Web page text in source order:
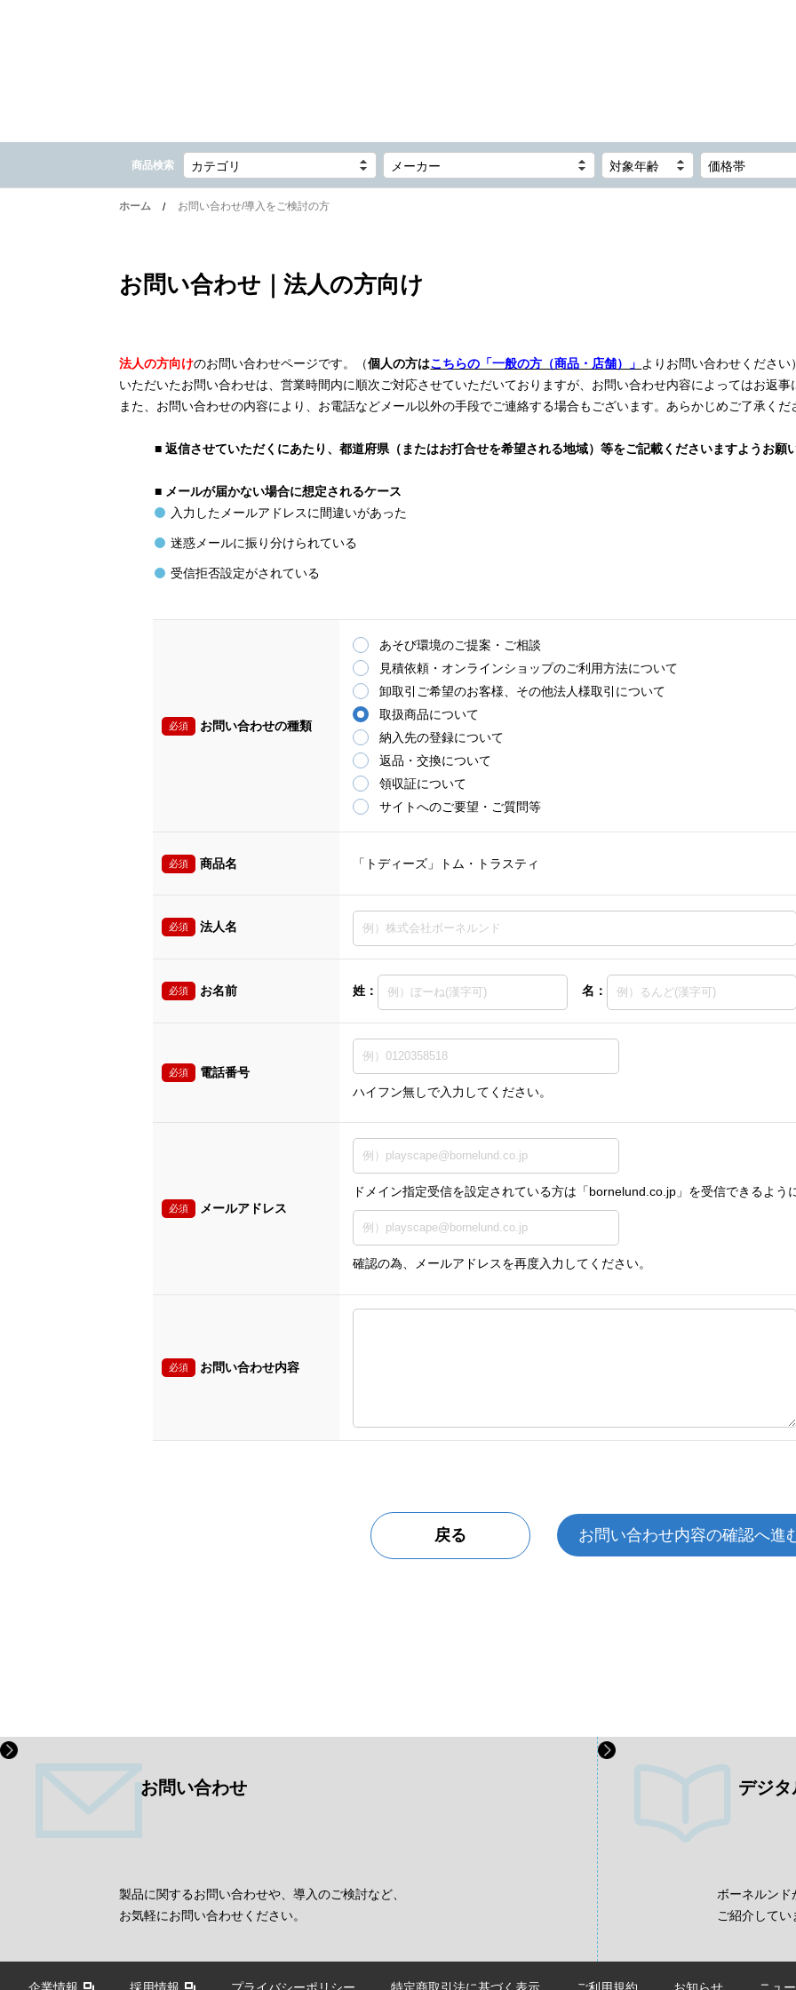
商品検索 カテゴリ メーカー 対象年齢 価格帯
ホーム お問い合わせ/導入をご検討の方
お問い合わせ｜法人の方向け
法人の方向けのお問い合わせページです。（個人の方はこちらの「一般の方（商品・店舗）」 よりお問い合わせください）
いただいたお問い合わせは、営業時間内に順次ご対応させていただいておりますが、お問い合わせ内容によってはお返事
また、お問い合わせの内容により、お電話などメール以外の手段でご連絡する場合もございます。あらかじめご了承くだ
■返信させていただくにあたり、都道府県（またはお打合せを希望される地域）等をご記載くださいますようお願
■ メールが届かない場合に想定されるケース
入力したメールアドレスに間違いがあった
迷惑メールに振り分けられている
受信拒否設定がされている
必須 お問い合わせの種類
あそび環境のご提案・ご相談
見積依頼・オンラインショップのご利用方法について
卸取引ご希望のお客様、その他法人様取引について
取扱商品について
納入先の登録について
返品・交換について
領収証について
サイトへのご要望・ご質問等
必須 商品名 「トディーズ」トム・トラスティ
必須 法人名
必須 お名前 姓： 名：
必須
電話番号
ハイフン無しで入力してください。
必須 メールアドレス
ドメイン指定受信を設定されている方は「bornelund.co.jp」を受信できるよう
確認の為、メールアドレスを再度入力してください。
必須 お問い合わせ内容
戻る
お問い合わせ
製品に関するお問い合わせや、導入のご検討など、
お気軽にお問い合わせください。
デジ
ボーネルンド
ご紹介してい